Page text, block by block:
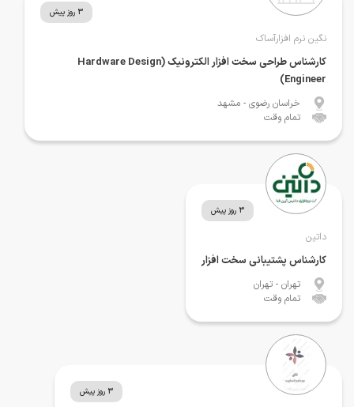
3 روز پیش
نگین نرم افزارآساک
کارشناس طراحی سخت افزار الکترونیک (Hardware Design
Engineer)
خراسان رضوی - مشهد
تمام وقت
3 روز پیش
داتین
کارشناس پشتیبانی سخت افزار
تهران - تهران
تمام وقت
3 روز پیش